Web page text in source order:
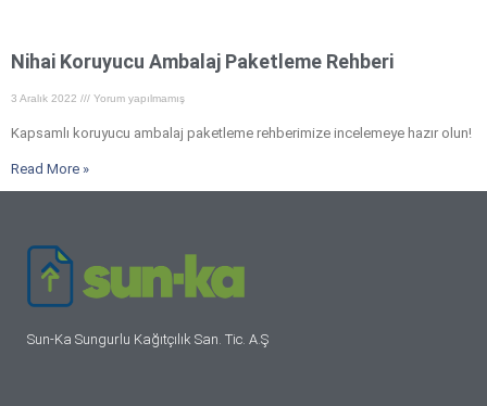
Nihai Koruyucu Ambalaj Paketleme Rehberi
3 Aralık 2022 Yorum yapılmamış
Kapsamlı koruyucu ambalaj paketleme rehberimize incelemeye hazır olun!
Read More »
Sun-Ka Sungurlu Kağıtçılık San. Tic. A.Ş